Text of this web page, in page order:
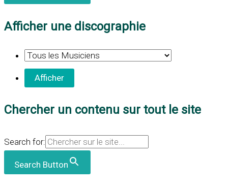
Afficher une discographie
Chercher un contenu sur tout le site
Search for:
Search Button